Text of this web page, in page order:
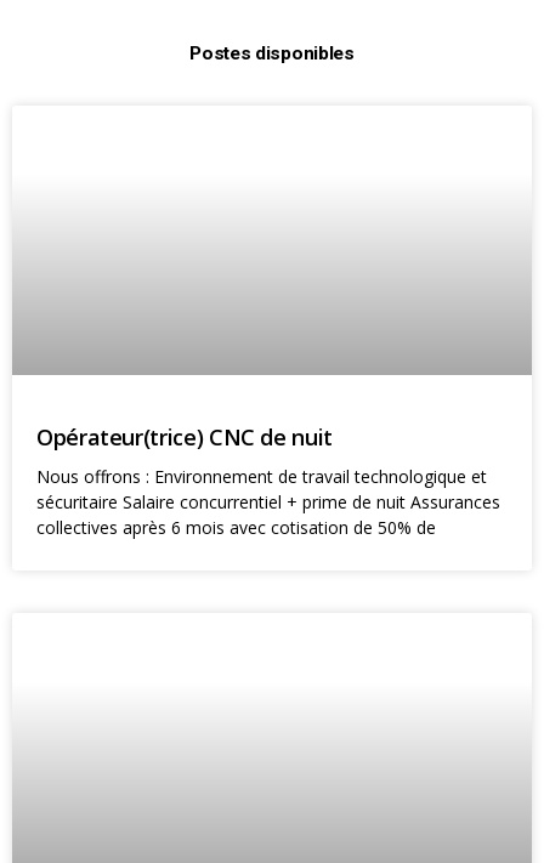
Postes disponibles
Opérateur(trice) CNC de nuit
Nous offrons : Environnement de travail technologique et
sécuritaire Salaire concurrentiel + prime de nuit Assurances
collectives après 6 mois avec cotisation de 50% de